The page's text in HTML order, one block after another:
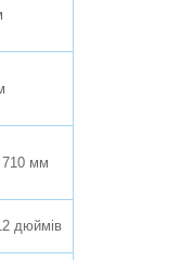
710 мм
дюймів